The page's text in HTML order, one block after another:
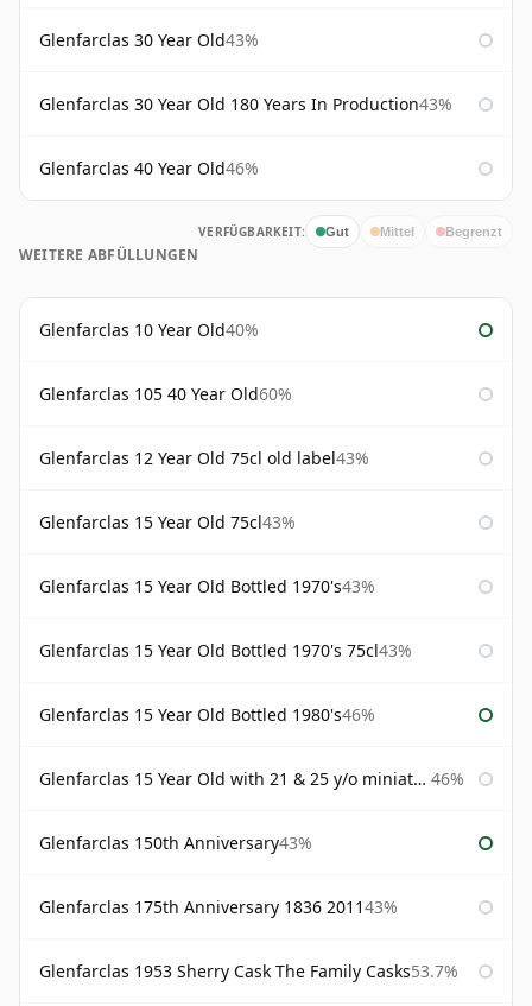
Glenfarclas 30 Year Old43%
Glenfarclas 30 Year Old 180 Years In Production43%
Glenfarclas 40 Year Old46%
VERFÜGBARKEIT: Gut Mittel Begrenzt
WEITERE ABFÜLLUNGEN
Glenfarclas 10 Year Old40%
Glenfarclas 105 40 Year Old60%
Glenfarclas 12 Year Old 75cl old label43%
Glenfarclas 15 Year Old 75cl43%
Glenfarclas 15 Year Old Bottled 1970's43%
Glenfarclas 15 Year Old Bottled 1970's 75cl43%
Glenfarclas 15 Year Old Bottled 1980's46%
Glenfarclas 15 Year Old with 21 & 25 y/o miniatures 46%
Glenfarclas 150th Anniversary43%
Glenfarclas 175th Anniversary 1836 201143%
Glenfarclas 1953 Sherry Cask The Family Casks53.7%